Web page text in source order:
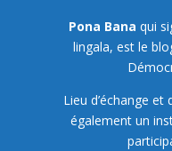
Pona Bana qui
lingala, est le
Lieu d’échange
également un